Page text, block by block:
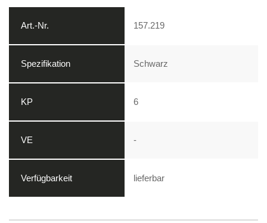
157.219
Schwarz
6
-
lieferbar